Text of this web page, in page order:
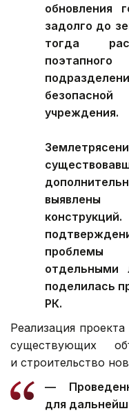
обновления
задолго до
тогда
учреждения.
отдельными
поделилась
РК.
Реализация
существующих
и строительство
—
для